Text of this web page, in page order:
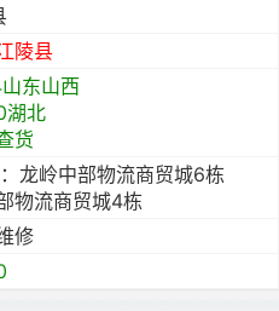
陵县
东山西
湖北
货
龙岭中部物流商贸城6栋
物流商贸城4栋
修